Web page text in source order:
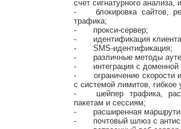
счет сигнатурного
-
блокировка сайтов,
трафика;
-
прокси-сервер;
-
идентификация
-
SMS-идентификация;
-
различные методы
-
интеграция с
-
ограничение скорости
с системой лимитов,
-
шейпер трафика,
пакетам и сессиям;
-
расширенная
-
почтовый шлюз с